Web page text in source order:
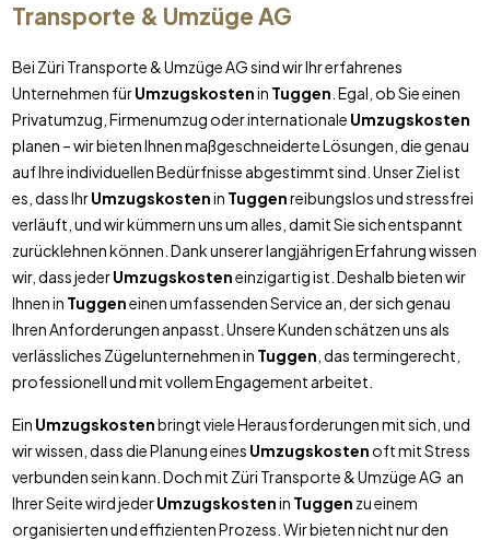
Transporte & Umzüge AG
Bei Züri Transporte & Umzüge AG sind wir Ihr erfahrenes
Unternehmen fürUmzugskostenin Tuggen . Egal, ob Sie einen
Privatumzug, Firmenumzug oder internationale Umzugskosten
planen – wir bieten Ihnen maßgeschneiderte Lösungen, die genau
auf Ihre individuellen Bedürfnisse abgestimmt sind. Unser Ziel ist
es, dass IhrUmzugskostenin Tuggenreibungslos und stressfrei
verläuft, und wir kümmern uns um alles, damit Sie sich entspannt
zurücklehnen können. Dank unserer langjährigen Erfahrung wissen
wir, dass jederUmzugskosteneinzigartig ist. Deshalb bieten wir
Ihnen in Tuggeneinen umfassenden Service an, der sich genau
Ihren Anforderungen anpasst. Unsere Kunden schätzen uns als
verlässliches Zügelunternehmen in Tuggen , das termingerecht,
professionell und mit vollem Engagement arbeitet.
Ein Umzugskostenbringt viele Herausforderungen mit sich, und
wir wissen, dass die Planung eines Umzugskostenoft mit Stress
verbunden sein kann. Doch mit Züri Transporte & Umzüge AG an
Ihrer Seite wird jederUmzugskostenin Tuggen zu einem
organisierten und effizienten Prozess. Wir bieten nicht nur den